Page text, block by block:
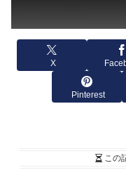
X
Pinterest
この